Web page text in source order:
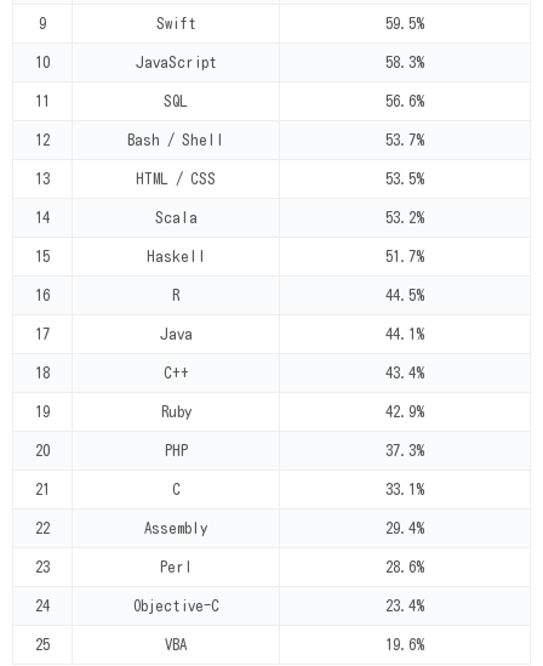
9 Swift 59.5%
10 JavaScript 58.3%
11 SQL 56.6%
12 Bash / Shell 53.7%
13 HTML / CSS 53.5%
14 Scala 53.2%
15 Haskell 51.7%
16 R 44.5%
17 Java 44.1%
18 C++ 43.4%
19 Ruby 42.9%
20 PHP 37.3%
21 C 33.1%
22 Assembly 29.4%
23 Perl 28.6%
24 Objective-C 23.4%
25 VBA 19.6%